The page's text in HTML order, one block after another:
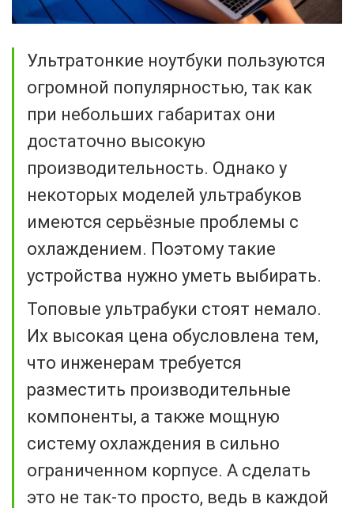
Ультратонкие ноутбуки пользуются
огромной популярностью, так как
при небольших габаритах они
достаточно высокую
производительность. Однако у
некоторых моделей ультрабуков
имеются серьёзные проблемы с
охлаждением. Поэтому такие
устройства нужно уметь выбирать.
Топовые ультрабуки стоят немало.
Их высокая цена обусловлена тем,
что инженерам требуется
разместить производительные
компоненты, а также мощную
систему охлаждения в сильно
ограниченном корпусе. А сделать
это не так-то просто, ведь в каждой